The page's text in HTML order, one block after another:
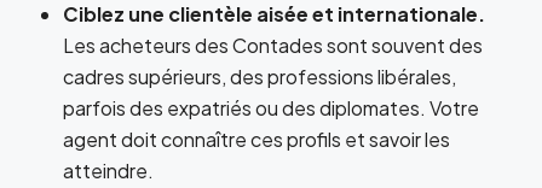
Ciblez une clientèle aisée et internationale.
Les acheteurs des Contades sont souvent des
cadres supérieurs, des professions libérales,
parfois des expatriés ou des diplomates. Votre
agent doit connaître ces profils et savoir les
atteindre.